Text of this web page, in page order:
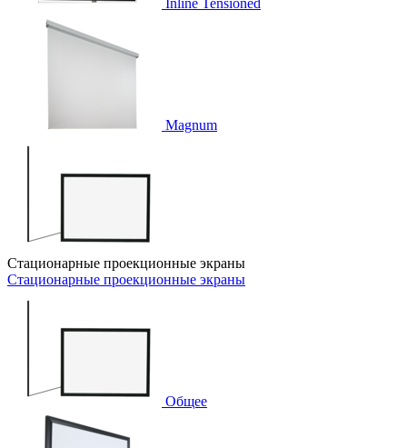
Inline Tensioned
Magnum
Стационарные проекционные экраны
Стационарные проекционные экраны
Общее